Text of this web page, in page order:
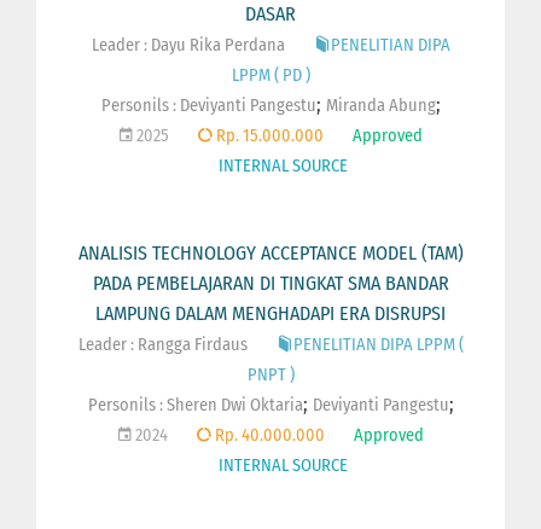
DASAR
Leader : Dayu Rika Perdana
PENELITIAN DIPA
LPPM ( PD )
Personils : Deviyanti Pangestu; Miranda Abung;
2025 Rp. 15.000.000
Approved
INTERNAL SOURCE
ANALISIS TECHNOLOGY ACCEPTANCE MODEL (TAM)
PADA PEMBELAJARAN DI TINGKAT SMA BANDAR
LAMPUNG DALAM MENGHADAPI ERA DISRUPSI
Leader : Rangga Firdaus
PENELITIAN DIPA LPPM (
PNPT )
Personils :Sheren Dwi Oktaria; Deviyanti Pangestu;
2024 Rp. 40.000.000
Approved
INTERNAL SOURCE